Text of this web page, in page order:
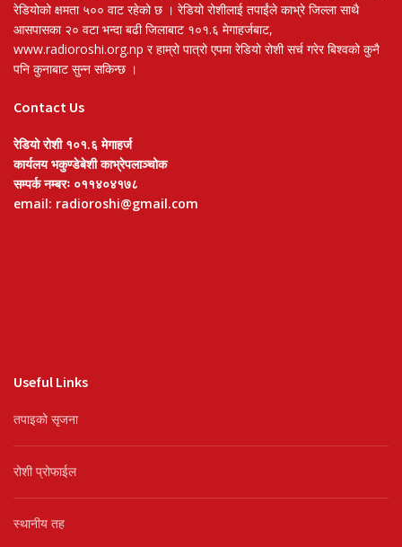
रेडियोको क्षमता ५०० वाट रहेको छ । रेडियो रोशीलाई तपाईंले काभ्रे जिल्ला साथै
आसपासका २० वटा भन्दा बढी जिलाबाट १०१.६ मेगाहर्जबाट,
www.radioroshi.org.np र हाम्रो पात्रो एपमा रेडियो रोशी सर्च गरेर बिश्वको कुनै
पनि कुनाबाट सुन्न सकिन्छ ।
Contact Us
रेडियो रोशी १०१.६ मेगाहर्ज
कार्यलय भकुण्डेबेशी काभ्रेपलाञ्चोक
सम्पर्क नम्बरः ०११४०४१७८
email: radioroshi@gmail.com
Useful Links
तपाइको सृजना
रोशी प्रोफाईल
स्थानीय तह